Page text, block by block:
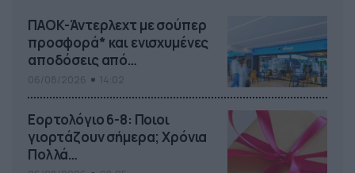
ΠΑΟΚ-Άντερλεχτ με σούπερ
προσφορά* και ενισχυμένες
αποδόσεις από
το Pamestoixima.gr
Εορτολόγιο 6-8: Ποιοι
γιορτάζουν σήμερα; Χρόνια
Πολλά…